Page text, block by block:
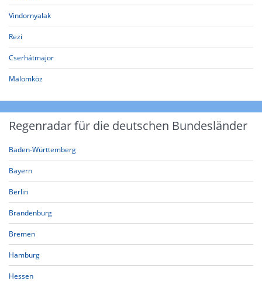
Vindornyalak
Rezi
Cserhátmajor
Malomköz
Regenradar für die deutschen Bundesländer
Baden-Württemberg
Bayern
Berlin
Brandenburg
Bremen
Hamburg
Hessen